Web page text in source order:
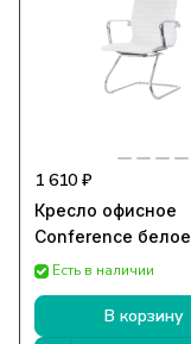
1 610 ₽
Кресло офисное
Conference белое
Есть в наличии
В корзину